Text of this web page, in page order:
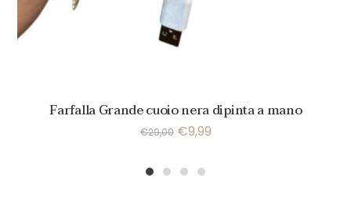
Farfalla Grande cuoio nera dipinta a mano
€29,00 €9,99